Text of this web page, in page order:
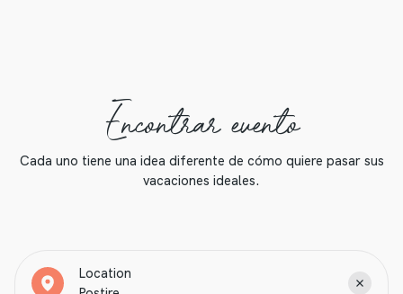
Encontrar evento
Cada uno tiene una idea diferente de cómo quiere pasar sus
vacaciones ideales.
Location